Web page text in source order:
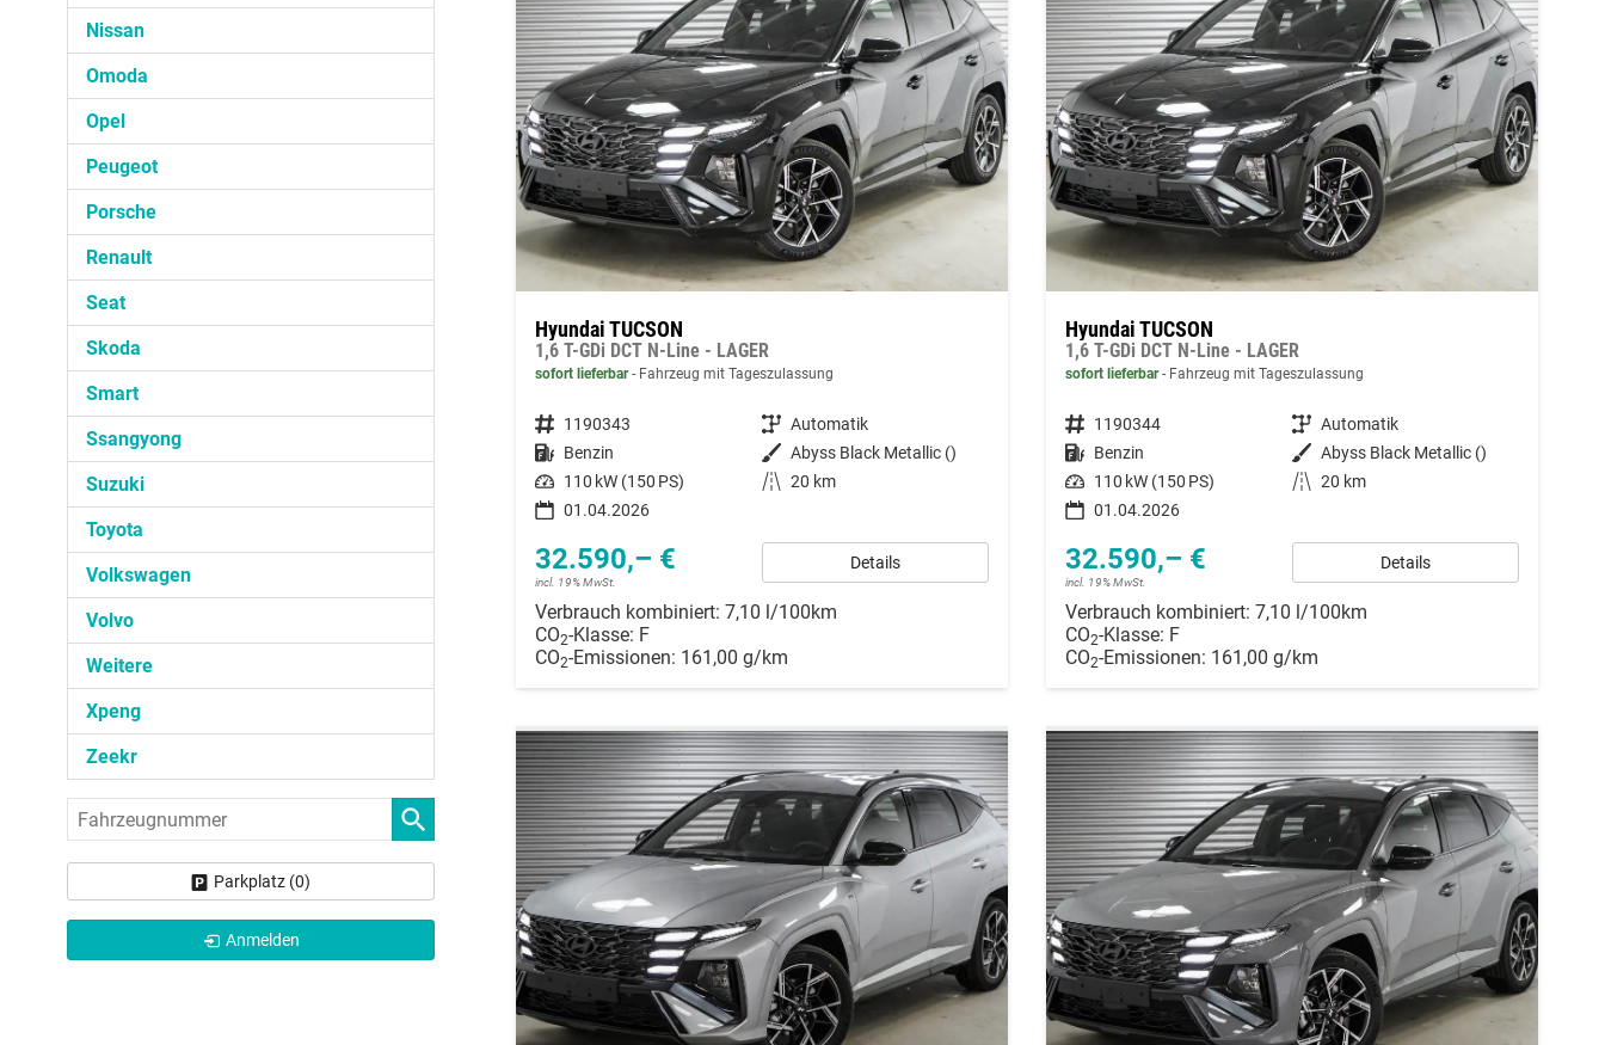
Hyundai TUCSON
1,6 T-GDi DCT N-Line - LAGER
sofort lieferbar Fahrzeug mit Tageszulassung
Fahrzeugnummer 1190343 Getriebe Automatik
Kraftstoff Benzin Außenfarbe Abyss Black Metallic ()
Leistung 110 kW (150 PS) Kilometerstand 20 km
01.04.2026
32.590,– €
incl. 19% MwSt.
Details
Verbrauch kombiniert: 7,10 l/100km
CO2-Klasse: F
CO2-Emissionen: 161,00 g/km
Hyundai TUCSON
1,6 T-GDi DCT N-Line - LAGER
sofort lieferbar Fahrzeug mit Tageszulassung
Fahrzeugnummer 1190344 Getriebe Automatik
Kraftstoff Benzin Außenfarbe Abyss Black Metallic ()
Leistung 110 kW (150 PS) Kilometerstand 20 km
01.04.2026
32.590,– €
incl. 19% MwSt.
Details
Verbrauch kombiniert: 7,10 l/100km
CO2-Klasse: F
CO2-Emissionen: 161,00 g/km
Nissan
Omoda
Opel
Peugeot
Porsche
Renault
Seat
Skoda
Smart
Ssangyong
Suzuki
Toyota
Volkswagen
Volvo
Weitere
Xpeng
Zeekr
Fahrzeugnummer
Parkplatz (0)
Anmelden